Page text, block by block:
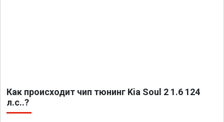
Как происходит чип тюнинг Kia Soul 2 1.6 124
л.с..?